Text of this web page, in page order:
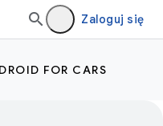
Zaloguj się
FOR CARS